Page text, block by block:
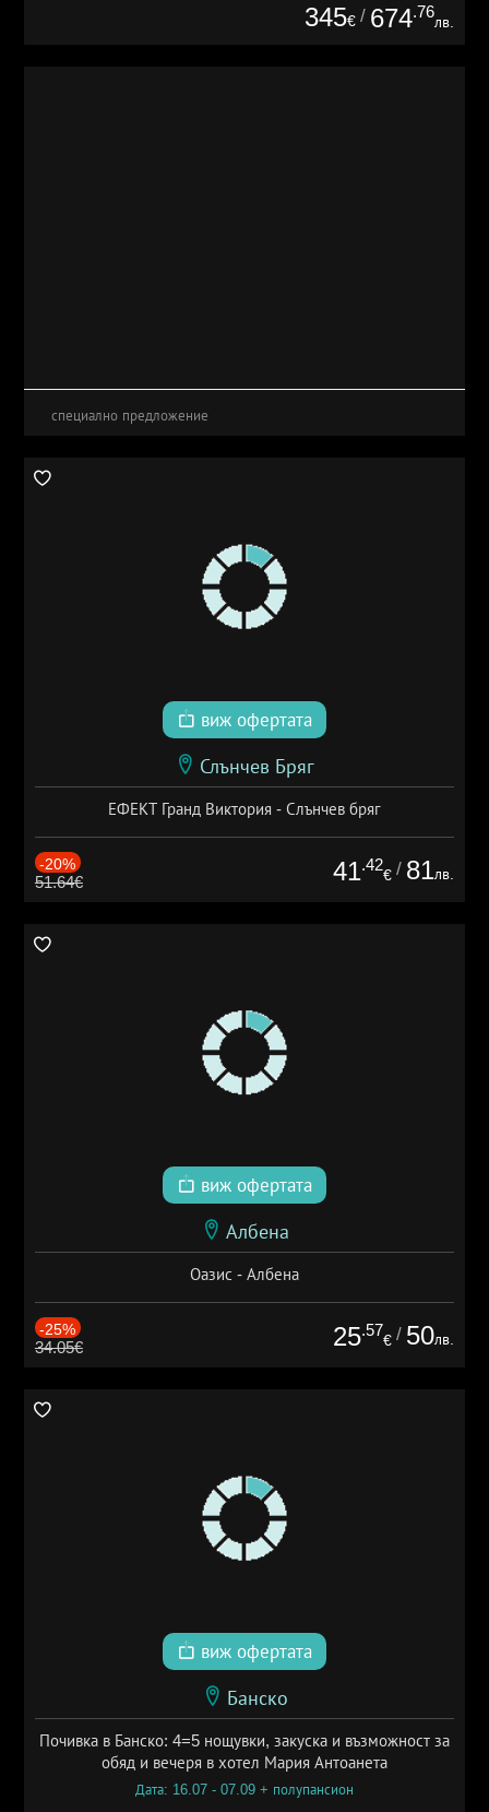
345€ / 674.76
лв.
специално предложение
виж офертата
Слънчев Бряг
ЕФЕКТ Гранд Виктория - Слънчев бряг
-20%
51.64€ 41.42
€ / 81лв.
виж офертата
Албена
Оазис - Албена
-25%
34.05€ 25.57
€ / 50лв.
виж офертата
Банско
Почивка в Банско: 4=5 нощувки, закуска и възможност за
обяд и вечеря в хотел Мария Антоанета
Дата: 16.07 - 07.09 + полупансион